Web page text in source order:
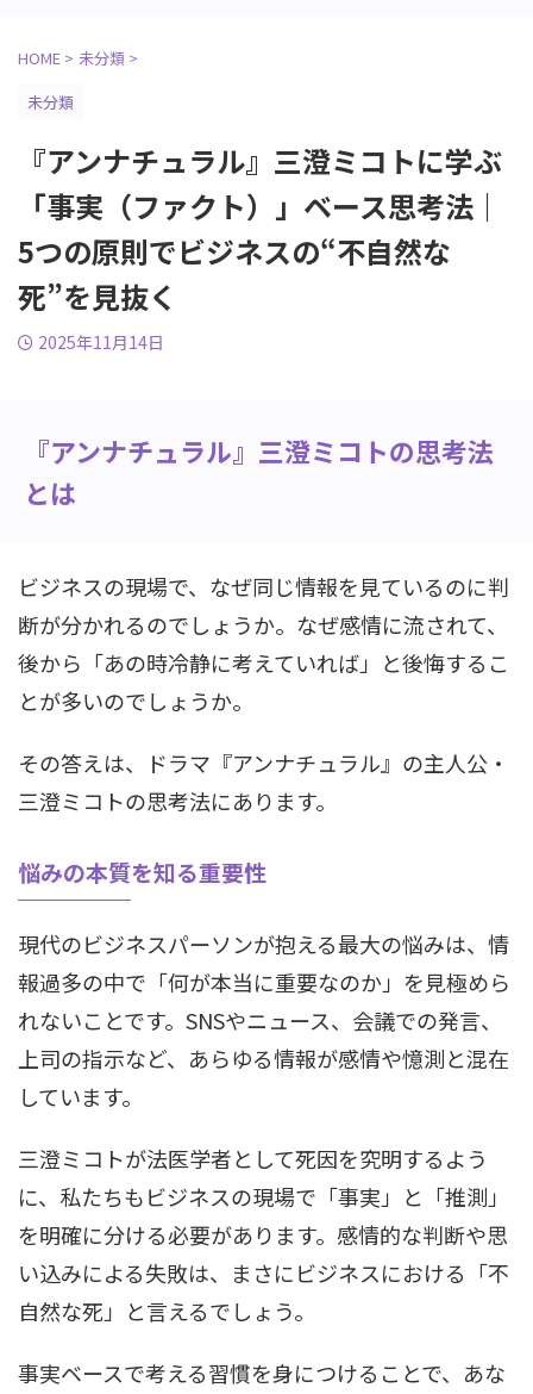
HOME > 未分類 >
未分類
『アンナチュラル』三澄ミコトに学ぶ
「事実（ファクト）」ベース思考法｜
5つの原則でビジネスの“不自然な
死”を見抜く
2025年11月14日
『アンナチュラル』三澄ミコトの思考法
とは
ビジネスの現場で、なぜ同じ情報を見ているのに判
断が分かれるのでしょうか。なぜ感情に流されて、
後から「あの時冷静に考えていれば」と後悔するこ
とが多いのでしょうか。
その答えは、ドラマ『アンナチュラル』の主人公・
三澄ミコトの思考法にあります。
悩みの本質を知る重要性
現代のビジネスパーソンが抱える最大の悩みは、情
報過多の中で「何が本当に重要なのか」を見極めら
れないことです。SNSやニュース、会議での発言、
上司の指示など、あらゆる情報が感情や憶測と混在
しています。
三澄ミコトが法医学者として死因を究明するよう
に、私たちもビジネスの現場で「事実」と「推測」
を明確に分ける必要があります。感情的な判断や思
い込みによる失敗は、まさにビジネスにおける「不
自然な死」と言えるでしょう。
事実ベースで考える習慣を身につけることで、あな